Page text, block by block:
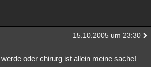
15.10.2005 um 23:30
oder chirurg ist allein meine sache!